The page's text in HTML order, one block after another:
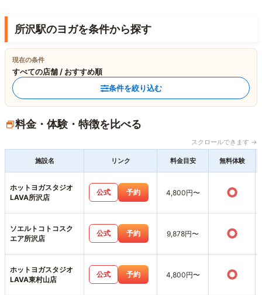
所沢駅のヨガを条件から探す
現在の条件
すべての店舗 / おすすめ順
条件を絞り込む
料金・体験・特徴を比べる
スクロールできます →
施設名 リンク 料金目安 無料体験
ホットヨガスタジオ
LAVA所沢店
公式 予約 4,800円〜 ○
ソエルトコトコスク
エア所沢店
公式 予約 9,878円〜 ○
ホットヨガスタジオ
LAVA東村山店
公式 予約 4,800円〜 ○